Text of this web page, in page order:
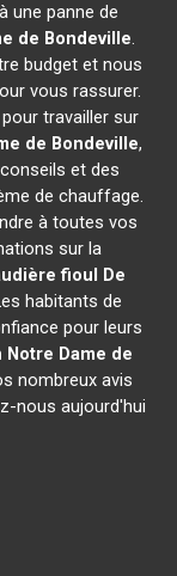
une panne de
de Bondeville.
budget et nous
vous rassurer.
travailler sur
de Bondeville,
et des
de chauffage.
à toutes vos
sur la
fioul De
habitants de
pour leurs
Notre Dame de
nombreux avis
nous aujourd'hui